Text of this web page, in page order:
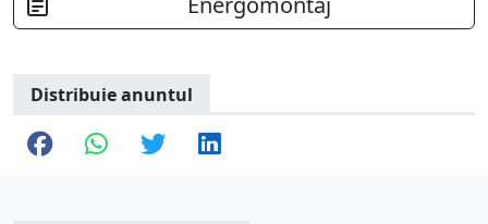
Distribuie anuntul